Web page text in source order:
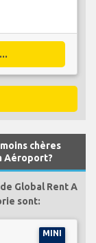
chères
Aéroport?
Global Rent A
sont:
MINI